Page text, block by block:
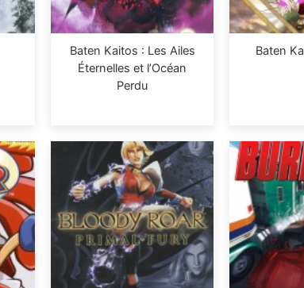
Baten Kaitos : Les Ailes
Éternelles et l’Océan
Perdu
Baten